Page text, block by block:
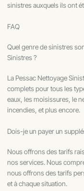
sinistres auxquels ils ont
FAQ
Quel genre de sinistres
Sinistres ?
La Pessac Nettoyage
complets pour tous les
eaux, les moisissures, le
incendies, et plus encore.
Dois-je un payer un
Nous offrons des tarifs
nos services. Nous
nous offrons des tarifs
et à chaque situation.